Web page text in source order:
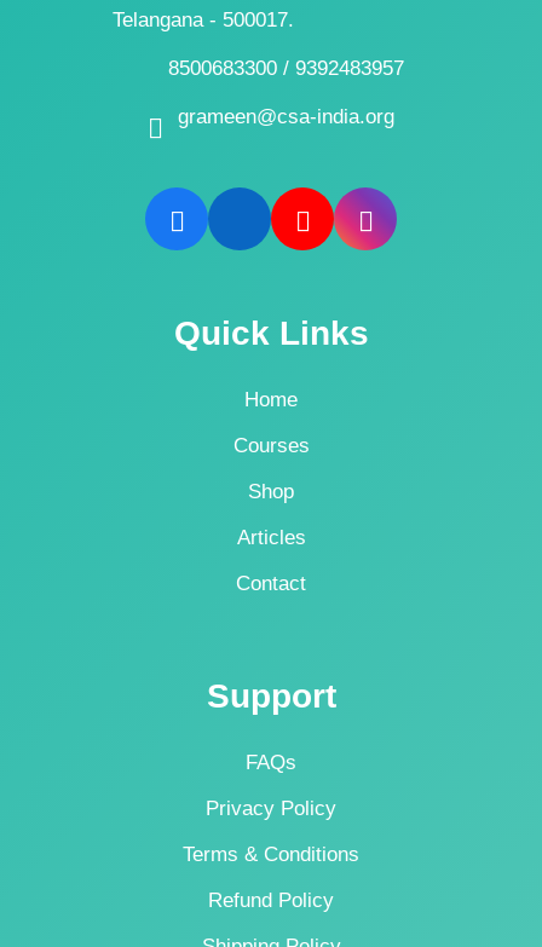
Telangana - 500017.
8500683300 / 9392483957
grameen@csa-india.org
Quick Links
Home
Courses
Shop
Articles
Contact
Support
FAQs
Privacy Policy
Terms & Conditions
Refund Policy